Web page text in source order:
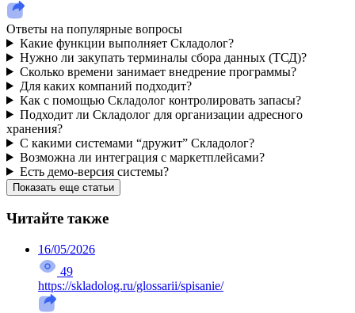
Ответы на популярные вопросы
Какие функции выполняет Складолог?
Нужно ли закупать терминалы сбора данных (ТСД)?
Сколько времени занимает внедрение программы?
Для каких компаний подходит?
Как с помощью Складолог контролировать запасы?
Подходит ли Складолог для организации адресного
хранения?
С какими системами “дружит” Складолог?
Возможна ли интеграция с маркетплейсами?
Есть демо-версия системы?
Показать еще статьи
Читайте также
16/05/2026
49
https://skladolog.ru/glossarii/spisanie/